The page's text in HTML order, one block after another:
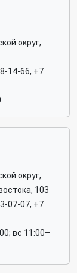
округ,
14-66, +7
округ,
103
07-07, +7
вс 11:00–